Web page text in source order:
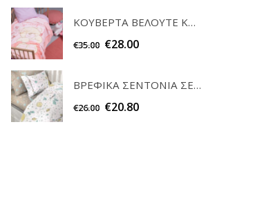
ΚΟΥΒΕΡΤΑ ΒΕΛΟΥΤΕ ΚΟΥΝΙΑΣ BV720 PALAMAIKI
€35.00 €28.00
ΒΡΕΦΙΚΑ ΣΕΝΤΟΝΙΑ ΣΕΤ ΚΟΥΝΙΑΣ METEOR GUY LAROCHE
€26.00 €20.80